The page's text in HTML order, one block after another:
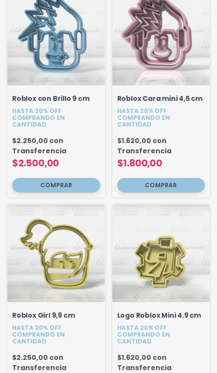
Roblox con Brillo 9 cm
HASTA 20% OFF
COMPRANDO EN
CANTIDAD
$2.500,00
$2.250,00 con
Transferencia
Roblox Cara mini 4,5 cm
HASTA 20% OFF
COMPRANDO EN
CANTIDAD
$1.800,00
$1.620,00 con
Transferencia
Roblox Girl 9,9 cm
HASTA 20% OFF
COMPRANDO EN
CANTIDAD
$2.250,00 con
Transferencia
Logo Roblox Mini 4.9 cm
HASTA 20% OFF
COMPRANDO EN
CANTIDAD
$1.620,00 con
Transferencia